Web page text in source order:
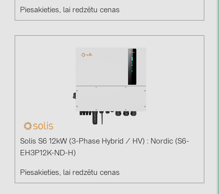
Piesakieties, lai redzētu cenas
Solis S6 12kW (3-Phase Hybrid / HV) : Nordic (S6-
EH3P12K-ND-H)
Piesakieties, lai redzētu cenas